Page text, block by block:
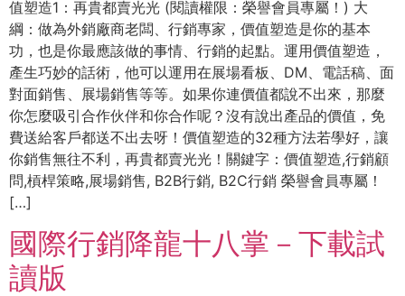
值塑造1：再貴都賣光光 (閱讀權限：榮譽會員專屬！) 大
綱：做為外銷廠商老闆、行銷專家，價值塑造是你的基本
功，也是你最應該做的事情、行銷的起點。運用價值塑造，
產生巧妙的話術，他可以運用在展場看板、DM、電話稿、面
對面銷售、展場銷售等等。如果你連價值都說不出來，那麼
你怎麼吸引合作伙伴和你合作呢？沒有說出產品的價值，免
費送給客戶都送不出去呀！價值塑造的32種方法若學好，讓
你銷售無往不利，再貴都賣光光！關鍵字：價值塑造,行銷顧
問,槓桿策略,展場銷售, B2B行銷, B2C行銷 榮譽會員專屬！
[…]
國際行銷降龍十八掌－下載試
讀版